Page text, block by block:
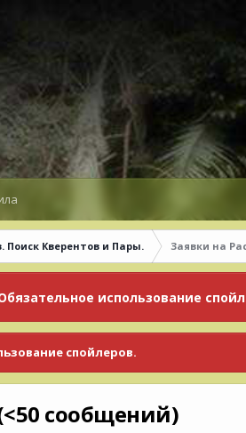
Поиск Кверентов и Пары. Заявки на
использование
спойлеров.
сообщений)